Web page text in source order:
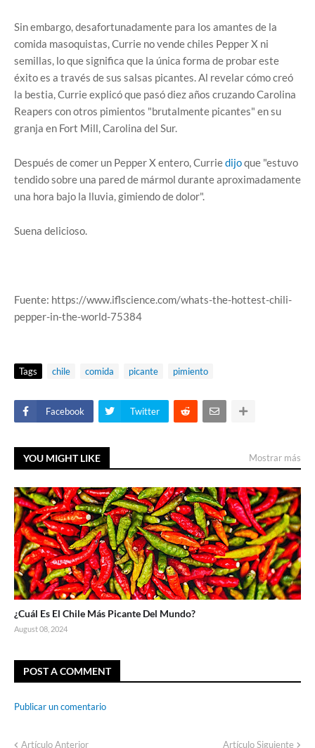
Sin embargo, desafortunadamente para los amantes de la
comida masoquistas, Currie no vende chiles Pepper X ni
semillas, lo que significa que la única forma de probar este
éxito es a través de sus salsas picantes. Al revelar cómo creó
la bestia, Currie explicó que pasó diez años cruzando Carolina
Reapers con otros pimientos "brutalmente picantes" en su
granja en Fort Mill, Carolina del Sur.
Después de comer un Pepper X entero, Curriedijoque "estuvo
tendido sobre una pared de mármol durante aproximadamente
una hora bajo la lluvia, gimiendo de dolor".
Suena delicioso.
Fuente: https://www.iflscience.com/whats-the-hottest-chili-
pepper-in-the-world-75384
Tags chile comida picante pimiento
Facebook Twitter
YOU MIGHT LIKE Mostrar más
¿Cuál Es El Chile Más Picante Del Mundo?
August 08, 2024
POST A COMMENT
Publicar un comentario
Artículo Anterior Artículo Siguiente